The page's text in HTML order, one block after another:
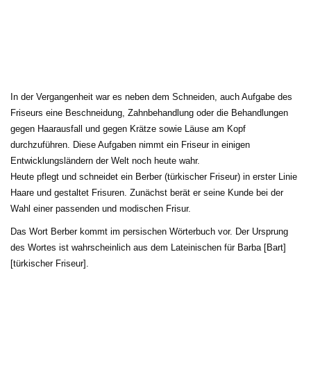
In der Vergangenheit war es neben dem Schneiden, auch Aufgabe des
Friseurs eine Beschneidung, Zahnbehandlung oder die Behandlungen
gegen Haarausfall und gegen Krätze sowie Läuse am Kopf
durchzuführen. Diese Aufgaben nimmt ein Friseur in einigen
Entwicklungsländern der Welt noch heute wahr.
Heute pflegt und schneidet ein Berber (türkischer Friseur) in erster Linie
Haare und gestaltet Frisuren. Zunächst berät er seine Kunde bei der
Wahl einer passenden und modischen Frisur.
Das Wort Berber kommt im persischen Wörterbuch vor. Der Ursprung
des Wortes ist wahrscheinlich aus dem Lateinischen für Barba [Bart]
[türkischer Friseur].